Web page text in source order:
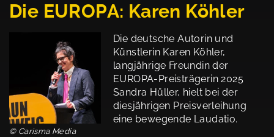
Die EUROPA: Karen Köhler
© Carisma Media
Die deutsche Autorin und
Künstlerin Karen Köhler,
langjährige Freundin der
EUROPA-Preisträgerin 2025
Sandra Hüller, hielt bei der
diesjährigen Preisverleihung
eine bewegende Laudatio.